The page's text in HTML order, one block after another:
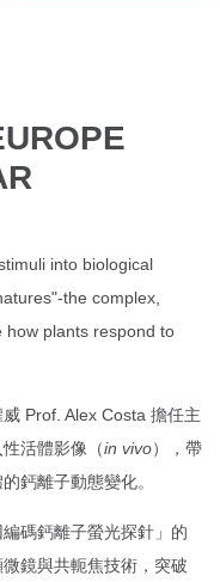
into biological
the complex,
how plants respond to
Prof. Alex Costa 擔任主
活體影像（in vivo），帶
鈣離子動態變化。
碼鈣離子螢光探針」的
鏡與共軛焦技術，突破